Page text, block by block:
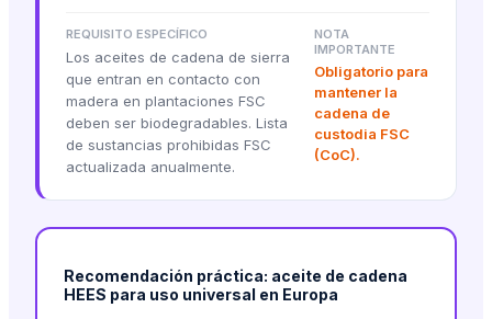
REQUISITO ESPECÍFICO
Los aceites de cadena de sierra
que entran en contacto con
madera en plantaciones FSC
deben ser biodegradables. Lista
de sustancias prohibidas FSC
actualizada anualmente.
NOTA
IMPORTANTE
Obligatorio para
mantener la
cadena de
custodia FSC
(CoC).
Recomendación práctica: aceite de cadena
HEES para uso universal en Europa